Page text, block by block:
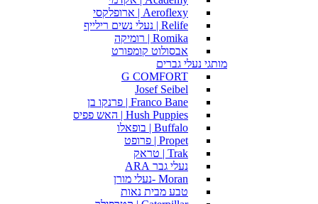
Aeroflexy | ארופלקסי
Relife | נעלי נשים רילייף
Romika | רומיקה
אבסולוט קומפורט
מותגי נעלי גברים
G COMFORT
Josef Seibel
Franco Bane | פרנקו בן
Hush Puppies | האש פפיס
Buffalo | בופאלו
Propet | פרופט
Trak | טראק
נעלי גבר ARA
Moran -נעלי מורן
טבע מבית נאות